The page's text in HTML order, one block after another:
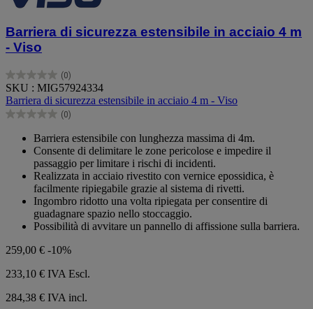
Barriera di sicurezza estensibile in acciaio 4 m
- Viso
(0)
0.0
su
5
stelle.
SKU : MIG57924334
Barriera di sicurezza estensibile in acciaio 4 m - Viso
(0)
0.0
Barriera estensibile con lunghezza massima di 4m.
Consente di delimitare le zone pericolose e impedire il
passaggio per limitare i rischi di incidenti.
Realizzata in acciaio rivestito con vernice epossidica, è
facilmente ripiegabile grazie al sistema di rivetti.
Ingombro ridotto una volta ripiegata per consentire di
guadagnare spazio nello stoccaggio.
Possibilità di avvitare un pannello di affissione sulla barriera.
259,00 € -10%
233,10 € IVA Escl.
284,38 € IVA incl.